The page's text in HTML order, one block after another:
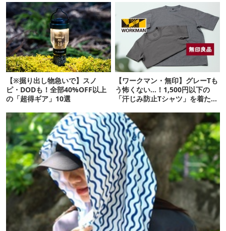
【※掘り出し物急いで】スノ
ピ・DODも！全部40%OFF以上
の「超得ギア」10選
【ワークマン・無印】グレーTも
う怖くない…！1,500円以下の
「汗じみ防止Tシャツ」を着たら